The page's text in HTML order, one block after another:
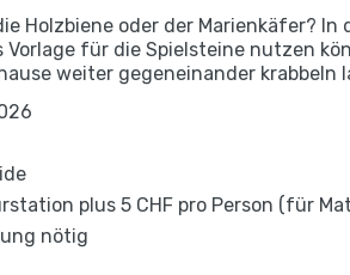
Holzbiene oder der Marienkäfer?
Vorlage für die Spielsteine nutzen
weiter gegeneinander krabbeln
plus 5 CHF pro Person (für
nötig